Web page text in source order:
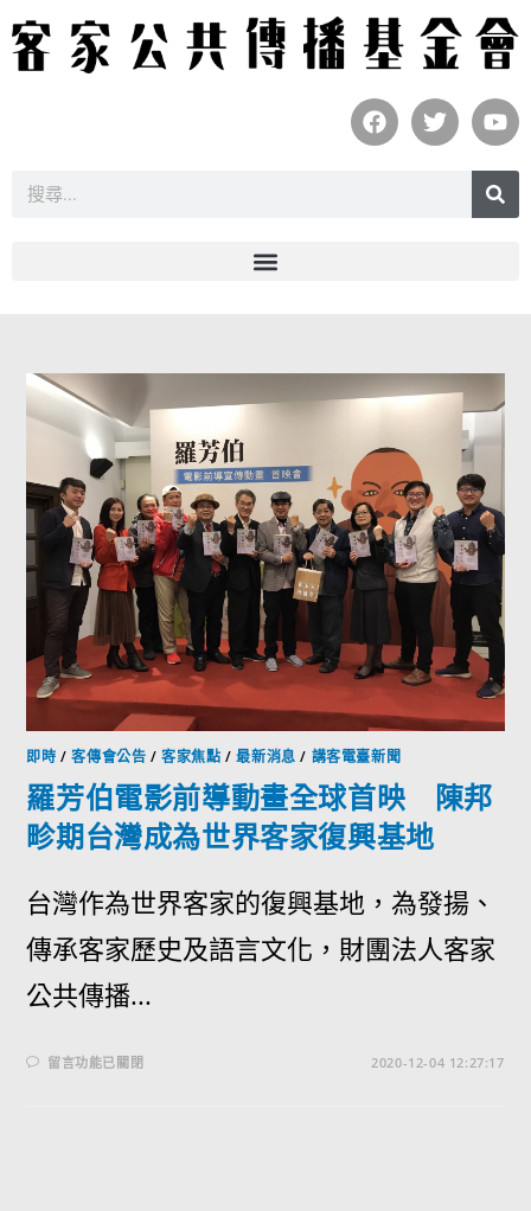
即時 /客傳會公告 /客家焦點 /最新消息 / 講客電臺新聞
羅芳伯電影前導動畫全球首映 陳邦
畛期台灣成為世界客家復興基地
台灣作為世界客家的復興基地，為發揚、
傳承客家歷史及語言文化，財團法人客家
公共傳播...
留言功能已關閉 2020-12-04 12:27:17